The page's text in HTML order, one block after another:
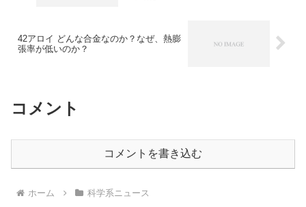
42アロイ どんな合金なのか？なぜ、熱膨
張率が低いのか？
コメント
コメントを書き込む
ホーム 科学系ニュース